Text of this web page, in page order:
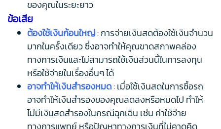
ของคุณในระยะยาว
ข้อเสีย
ต้องใช้เงินก้อนใหญ่: การจ่ายเงินสดต้องใช้เงินจำนวน
มากในครั้งเดียว ซึ่งอาจทำให้คุณขาดสภาพคล่อง
ทางการเงินและไม่สามารถใช้เงินส่วนนี้ในการลงทุน
หรือใช้จ่ายในเรื่องอื่นๆ ได้
อาจทำให้เงินสำรองหมด: เมื่อใช้เงินสดในการซื้อรถ
อาจทำให้เงินสำรองของคุณลดลงหรือหมดไป ทำให้
ไม่มีเงินสดสำรองในกรณีฉุกเฉิน เช่น ค่าใช้จ่าย